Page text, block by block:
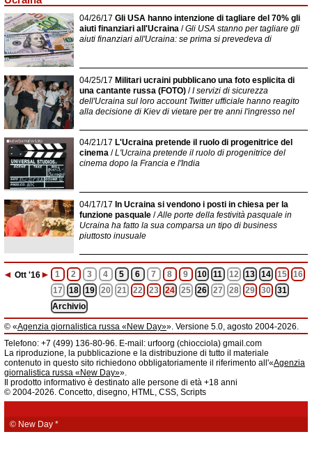
04/26/17 Gli USA hanno intenzione di tagliare del 70% gli
aiuti finanziari all'Ucraina /Gli USA stanno per tagliare gli
aiuti finanziari all'Ucraina: se prima si prevedeva di
04/25/17 Militari ucraini pubblicano una foto esplicita di
una cantante russa (FOTO) /I servizi di sicurezza
dell'Ucraina sul loro account Twitter ufficiale hanno reagito
alla decisione di Kiev di vietare per tre anni l'ingresso nel
04/21/17 L'Ucraina pretende il ruolo di progenitrice del
cinema /L'Ucraina pretende il ruolo di progenitrice del
cinema dopo la Francia e l'India
04/17/17 In Ucraina si vendono i posti in chiesa per la
funzione pasquale /Alle porte della festività pasquale in
Ucraina ha fatto la sua comparsa un tipo di business
piuttosto inusuale
◄ Ott '16► 1 2 3 4 5 6 7 8 9 10 11 12 13 14 15
16
17
18 19 20 21 22 23 24 25 26 27 28 29 30
31
Archivio
© «Agenzia giornalistica russa «New Day»». Versione 5.0, agosto 2004-2026.
Informazioni
Agenzia giornalistica russa «New Day» registrata dal Servizio federale di
telecomunicazioni, tecnologie informatiche e mass media della Federazione
Russa. Certificato di registrazione dei mass media: EL № FS 77 - 61044 del 5
marzo 2015.
Fondatore: «New Day» S.r.l., indirizzo di redazione: 620014, città di
Ekaterinburgo, via Radišev, pal.6, scala «А», uff. 1104.
fornisce informazioni.
Telefono: +7 (499) 136-80-96. E-mail: urfoorg (chiocciola) gmail.com
La riproduzione, la pubblicazione e la distribuzione di tutto il materiale
contenuto in questo sito richiedono obbligatoriamente il riferimento all'«Agenzia
giornalistica russa «New Day»».
Il prodotto informativo è destinato alle persone di età +18 anni
© 2004-2026. Concetto, disegno, HTML, CSS, Scripts
© New Day *